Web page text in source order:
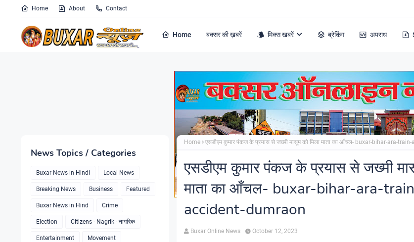
Home About Contact
Home बक्सर की ख़बरें मिक्स खबरें ब्रेकिंग अपराध
News Topics / Categories
Buxar News in Hindi Local News
Breaking News Business Featured
Buxar News in Hind Crime
Election Citizens - Nagrik - नागरिक
Entertainment Movement
Home एसडीएम कुमार पंकज के प्रयास से जख्मी मासूम को मिला माता का आँचल- buxar-bihar-ara-
एसडीएम कुमार पंकज के प्रयास से जख्मी
माता का आँचल- buxar-bihar-ara-
accident-dumraon
Buxar Online News October 12, 2023